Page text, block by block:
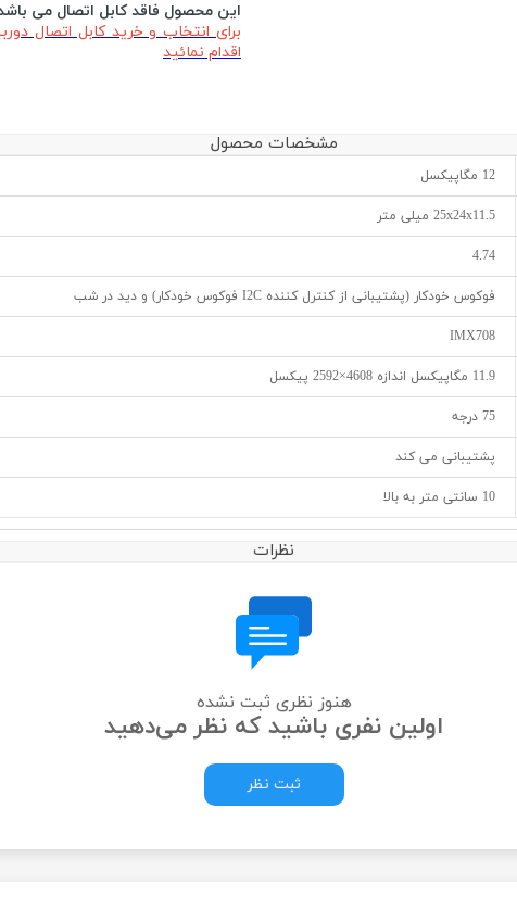
این محصول فاقد کابل اتصال می
برای انتخاب و خرید کابل اتصال
اقدام نمائید
مشخصات محصول
12 مگاپیکسل
25x24x11.5 میلی متر
4.74
فوکوس خودکار (پشتیبانی از کنترل کننده I2C فوکوس خودکار) و دید در شب
IMX708
11.9 مگاپیکسل اندازه 4608×2592 پیکسل
75 درجه
پشتیبانی می کند
10 سانتی متر به بالا
نظرات
هنوز نظری ثبت نشده
اولین نفری باشید که نظر می‌دهید
ثبت نظر